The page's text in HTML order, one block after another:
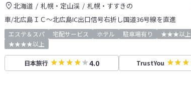
北海道 札幌・定山渓
札幌・すすきの
車/北広島ＩＣ～北広島IC出口信号右折し国道36号線を直進
エステ＆スパ 宅配サービス ホテル 駐車場有り
★★★以上
★★★★以上
日本旅行 4.0 TrustYou